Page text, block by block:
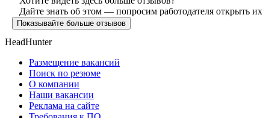
Дайте знать об этом — попросим работодателя открыть их
Показывайте больше отзывов
HeadHunter
Размещение вакансий
Поиск по резюме
О компании
Наши вакансии
Реклама на сайте